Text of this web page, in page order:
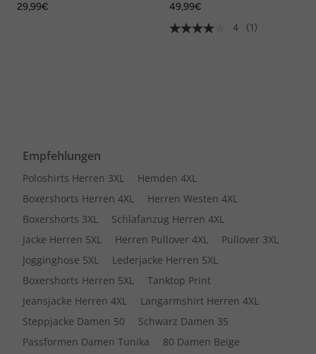
29,99€
49,99€
4
(1)
Empfehlungen
Poloshirts Herren 3XL
Hemden 4XL
Boxershorts Herren 4XL
Herren Westen 4XL
Boxershorts 3XL
Schlafanzug Herren 4XL
Jacke Herren 5XL
Herren Pullover 4XL
Pullover 3XL
Jogginghose 5XL
Lederjacke Herren 5XL
Boxershorts Herren 5XL
Tanktop Print
Jeansjacke Herren 4XL
Langarmshirt Herren 4XL
Steppjacke Damen 50
Schwarz Damen 35
Passformen Damen Tunika
80 Damen Beige